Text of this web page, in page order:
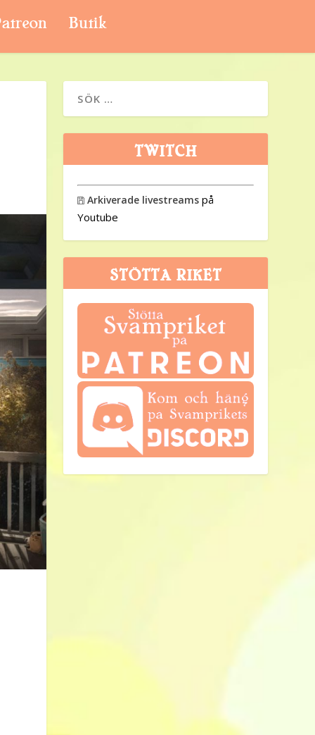
Butik
TWITCH
 Arkiverade livestreams på
Youtube
STÖTTA RIKET